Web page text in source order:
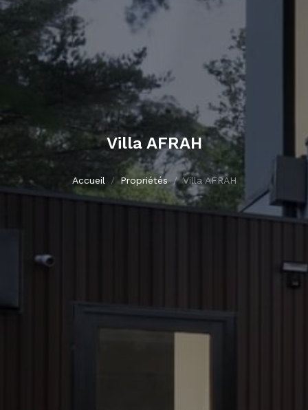
Villa AFRAH
Accueil Propriétés Villa AFRAH